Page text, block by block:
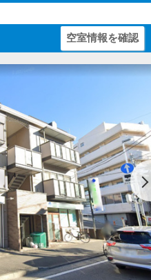
空室情報を確認